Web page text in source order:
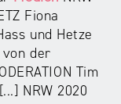
Fiona
und Hetze
der
Tim
NRW 2020